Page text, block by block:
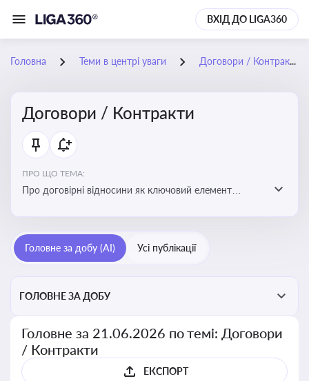
ВХІД ДО LIGA360
Головна Теми в центрі уваги Договори / Контракти
Договори / Контракти
ПРО ЩО ТЕМА:
Про договірні відносини як ключовий елемент
зобов’язань за договором та розірвання договору
Головне за добу (AI) Усі публікації
ГОЛОВНЕ ЗА ДОБУ
Головне за 21.06.2026 по темі: Договори
/ Контракти
ЕКСПОРТ